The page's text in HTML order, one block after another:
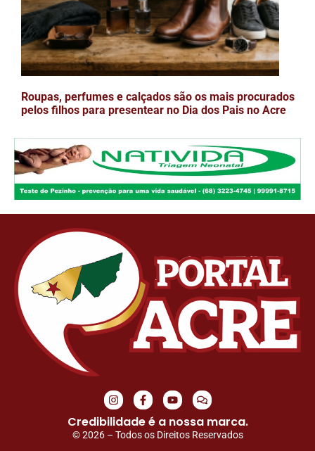
Roupas, perfumes e calçados são os mais procurados
pelos filhos para presentear no Dia dos Pais no Acre
Credibilidade é a nossa marca.
© 2026 – Todos os Direitos Reservados